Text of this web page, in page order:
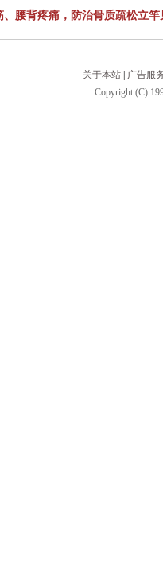
腰背疼痛，防治骨质疏松立竿
关于本站
广告服
Copyright (C)